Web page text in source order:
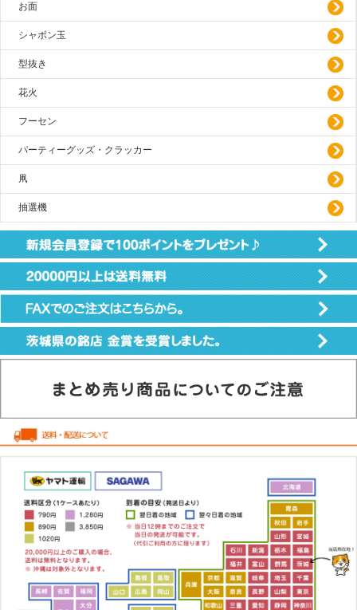
お面
シャボン玉
型抜き
花火
フーセン
パーティーグッズ・クラッカー
凧
抽選機